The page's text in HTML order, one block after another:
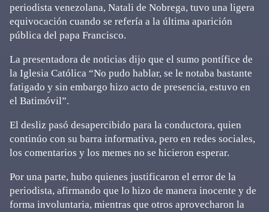
periodista venezolana, Natali de Nobrega, tuvo una ligera
equivocación cuando se refería a la última aparición
pública del papa Francisco.
La presentadora de noticias dijo que el sumo pontífice de
la Iglesia Católica “No pudo hablar, se le notaba bastante
fatigado y sin embargo hizo acto de presencia, estuvo en
el Batimóvil”.
El desliz pasó desapercibido para la conductora, quien
continúo con su barra informativa, pero en redes sociales,
los comentarios y los memes no se hicieron esperar.
Por una parte, hubo quienes justificaron el error de la
periodista, afirmando que lo hizo de manera inocente y de
forma involuntaria, mientras que otros aprovecharon la